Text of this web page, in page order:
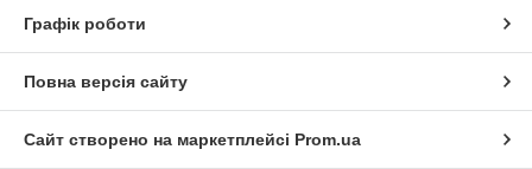
Графік роботи
Повна версія сайту
Сайт створено на маркетплейсі Prom.ua